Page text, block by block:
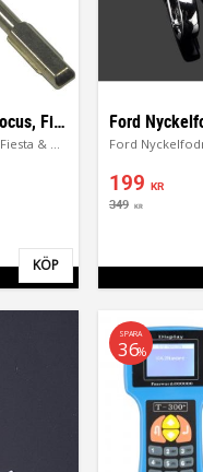
Ford Nyckelskal nyckel | För Focus, Fiesta & Mondeo
Ford Nyckelskal nyckel | För Focus, Fiesta & Mondeo
Lägg till i favoriter
KÖP
199 KR
349 KR
SPARA
36%